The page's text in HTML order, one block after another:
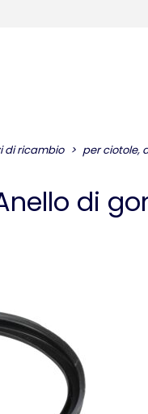
di ricambio per ciotole,
di